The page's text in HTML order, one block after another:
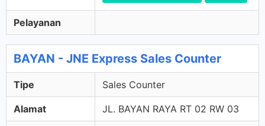
Pelayanan
BAYAN - JNE Express Sales Counter
Tipe Sales Counter
Alamat JL. BAYAN RAYA RT 02 RW 03